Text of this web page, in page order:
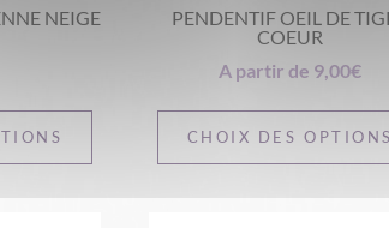
NEIGE
PENDENTIF OEIL DE
COEUR
A partir de 9,00€
CHOIX DES OPTIONS